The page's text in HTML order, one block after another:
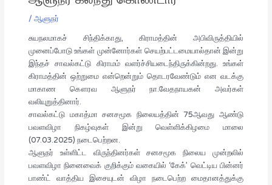
/ ஆளுநர்
சுயநலமாகச் சிந்திக்காது, கிராமத்தின் அபிவிருத்தியில்
முனைப்போடு உங்கள் முன்னோர்கள் செயற்பட்டமையால்தான் இன்று
இந்தச் சாவல்கட்டு கிராமம் வளர்ச்சியடைந்திருக்கின்றது. உங்கள்
கிராமத்தின் ஒற்றுமை என்றென்றும் தொடரவேண்டும் என வடக்கு
மாகாண கௌரவ ஆளுநர் நா.வேதநாயகன் அவர்கள்
வலியுறுத்தினார்.
சாவல்கட்டு மகாத்மா சனசமூக நிலையத்தின் 75ஆவது ஆண்டு
பவளவிழா நிகழ்வுகள் இன்று வெள்ளிக்கிழமை மாலை
(07.03.2025) நடைபெற்றன.
ஆளுநர் உள்ளிட்ட விருந்தினர்கள் சனசமூக நிலைய முன்றலில்
பவளவிழா நினைவைக் குறிக்கும் வகையில் ‘கேக்’ வெட்டிய பின்னர்
பாண்ட் வாத்திய இசையுடன் விழா நடைபெற்ற மைதானத்துக்கு